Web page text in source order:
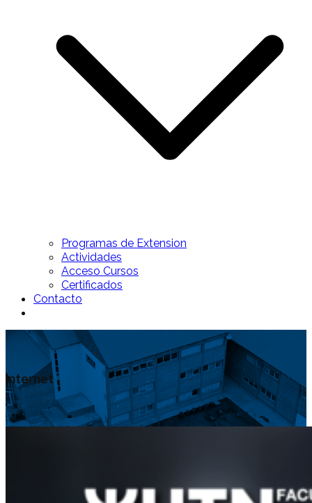
Programas de Extension
Actividades
Acceso Cursos
Certificados
Contacto
internet